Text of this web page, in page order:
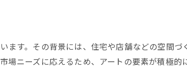
一人親方が造園で差をつけるアート活用術
ます。その背景には、住宅や店舗などの空間
ニーズに応えるため、アートの要素が積極的